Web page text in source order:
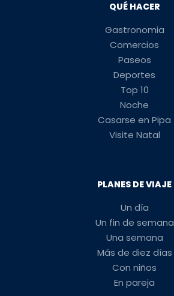
QUÉ HACER
Gastronomia
Comercios
Paseos
Deportes
Top 10
Noche
Casarse en Pipa
Visite Natal
PLANES DE VIAJE
Un día
Un fin de semana
Una semana
Más de diez días
Con niños
En pareja